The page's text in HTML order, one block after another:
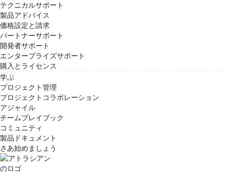
テクニカルサポート
製品アドバイス
価格設定と請求
パートナーサポート
開発者サポート
エンタープライズサポート
購入とライセンス
学ぶ
プロジェクト管理
プロジェクトコラボレーション
アジャイル
チームプレイブック
コミュニティ
製品ドキュメント
さあ始めましょう